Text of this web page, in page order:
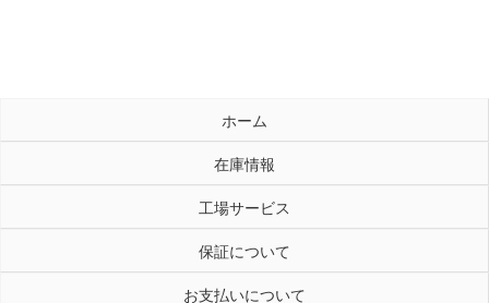
ホーム
在庫情報
工場サービス
保証について
お支払いについて